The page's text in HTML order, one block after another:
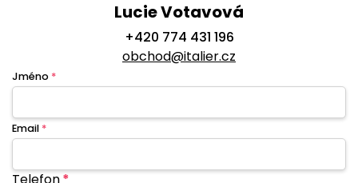
Lucie Votavová
+420 774 431 196
obchod@italier.cz
Jméno *
Email *